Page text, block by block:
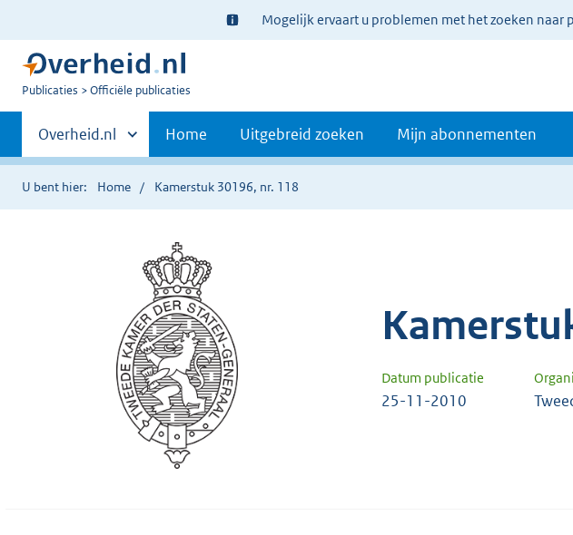
Ter
informatie:
Mogelijk ervaart u problemen met het zoeken naar
U
Publicaties Officiële publicaties
Primaire
navigatie
Andere
sites
binnen
Overheid.nl Home Uitgebreid zoeken Mijn abonnementen
U bent hier: Home Kamerstuk 30196, nr. 118
Datum publicatie
25-11-2010